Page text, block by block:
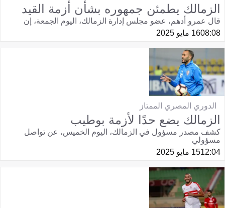
الزمالك يطمئن جمهوره بشأن أزمة القيد
قال عمرو أدهم، عضو مجلس إدارة الزمالك، اليوم الجمعة، إن
08:0816 مايو 2025
الدوري المصري الممتاز
الزمالك يضع حدًا لأزمة بوطيب
كشف مصدر مسؤول في الزمالك، اليوم الخميس، عن تواصل
مسؤولي
12:0415 مايو 2025